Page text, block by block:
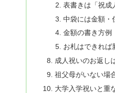
表書きは「祝成
中袋には金額・
金額の書き方例
お札はできれば
成人祝いのお返し
祖父母がいない場
大学入学祝いと重